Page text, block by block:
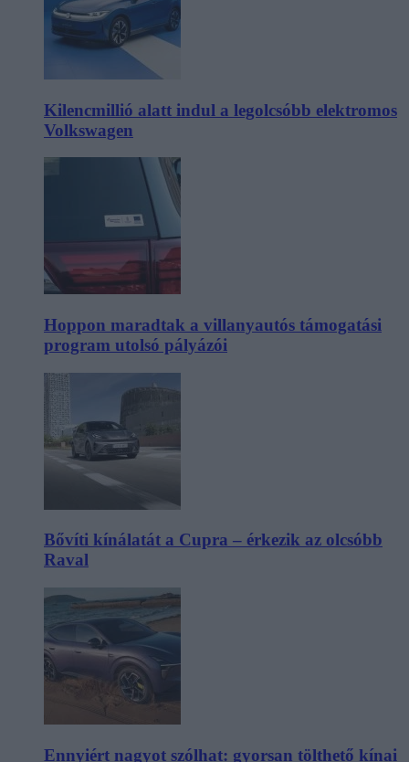
Kilencmillió alatt indul a legolcsóbb elektromos
Volkswagen
Hoppon maradtak a villanyautós támogatási
program utolsó pályázói
Bővíti kínálatát a Cupra – érkezik az olcsóbb
Raval
Ennyiért nagyot szólhat: gyorsan tölthető kínai